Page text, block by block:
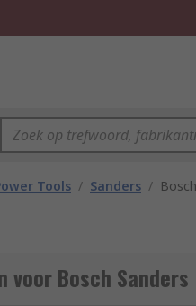
Tools / Sanders /
voor Bosch Sanders